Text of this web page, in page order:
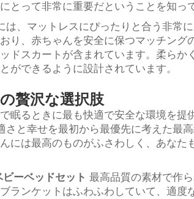
とって非常に重要だということを知っ
は、マットレスにぴったりと合う非常
り、赤ちゃんを安全に保つマッチング
ドスカートが含まれています。柔らか
ができるように設計されています。
贅沢な選択肢
眠るときに最も快適で安全な環境を提
と幸せを最初から最優先に考えた最
には最高のものがふさわしく、あなた
ビーベッドセット 最高品質の素材で作
ランケットはふわふわしていて、適度